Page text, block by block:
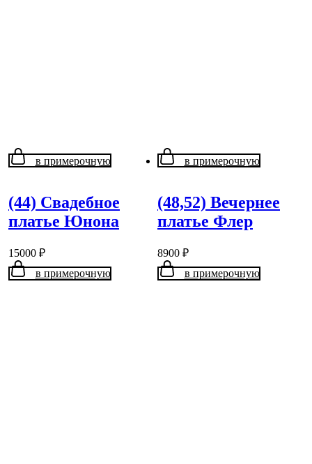
в примерочную
(44) Свадебное
платье Юнона
15000 ₽
в примерочную
в примерочную
(48,52) Вечернее
платье Флер
8900 ₽
в примерочную